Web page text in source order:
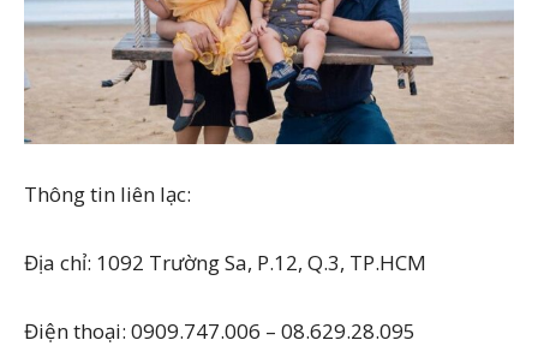
Thông tin liên lạc:
Địa chỉ: 1092 Trường Sa, P.12, Q.3, TP.HCM
Điện thoại: 0909.747.006 – 08.629.28.095